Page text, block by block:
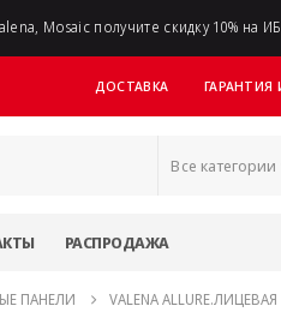
Mosaic получите скидку 10% на
ДОСТАВКА ГАРАНТИЯ
Все категории
РАСПРОДАЖА
ПАНЕЛИ VALENA